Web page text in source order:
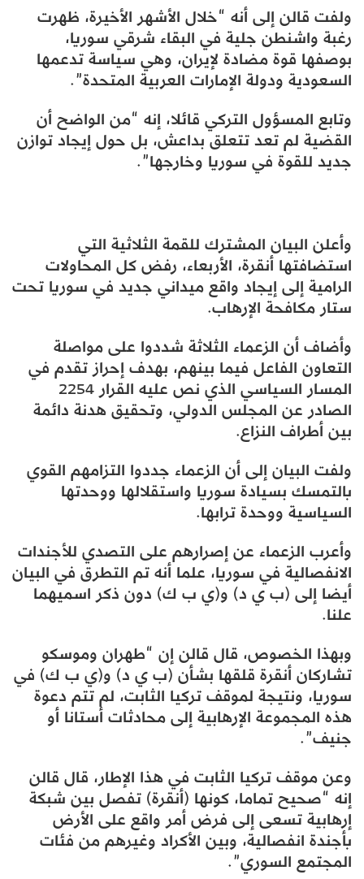
ولفت قالن إلى أنه “خلال الأشهر الأخيرة، ظهرت
رغبة واشنطن جلية في البقاء شرقي سوريا،
بوصفها قوة مضادة لإيران، وهي سياسة تدعمها
السعودية ودولة الإمارات العربية المتحدة”.
وتابع المسؤول التركي قائلا، إنه “من الواضح أن
القضية لم تعد تتعلق بداعش، بل حول إيجاد توازن
جديد للقوة في سوريا وخارجها”.
وأعلن البيان المشترك للقمة الثلاثية التي
استضافتها أنقرة، الأربعاء، رفض كل المحاولات
الرامية إلى إيجاد واقع ميداني جديد في سوريا تحت
ستار مكافحة الإرهاب.
وأضاف أن الزعماء الثلاثة شددوا على مواصلة
التعاون الفاعل فيما بينهم، بهدف إحراز تقدم في
المسار السياسي الذي نص عليه القرار 2254
الصادر عن المجلس الدولي، وتحقيق هدنة دائمة
بين أطراف النزاع.
ولفت البيان إلى أن الزعماء جددوا التزامهم القوي
بالتمسك بسيادة سوريا واستقلالها ووحدتها
السياسية ووحدة ترابها.
وأعرب الزعماء عن إصرارهم على التصدي للأجندات
الانفصالية في سوريا، علما أنه تم التطرق في البيان
أيضا إلى (ب ي د) و(ي ب ك) دون ذكر اسميهما
علنا.
وبهذا الخصوص، قال قالن إن “طهران وموسكو
تشاركان أنقرة قلقها بشأن (ب ي د) و(ي ب ك) في
سوريا، ونتيجة لموقف تركيا الثابت، لم تتم دعوة
هذه المجموعة الإرهابية إلى محادثات أستانا أو
جنيف”.
وعن موقف تركيا الثابت في هذا الإطار، قال قالن
إنه “صحيح تماما، كونها (أنقرة) تفصل بين شبكة
إرهابية تسعى إلى فرض أمر واقع على الأرض
بأجندة انفصالية، وبين الأكراد وغيرهم من فئات
المجتمع السوري”.